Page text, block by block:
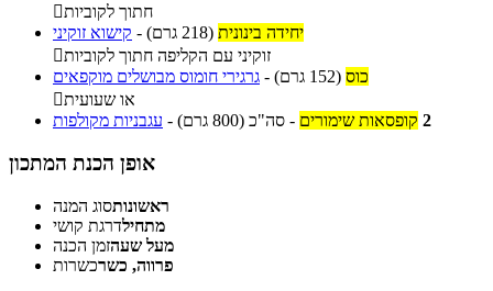
חתוך לקוביות
קישוא זוקיני - יחידה בינונית (218 גרם)
זוקיני עם הקליפה חתוך לקוביות
גרגירי חומוס מבושלים מוקפאים - כוס (152 גרם)
או שעועית
עגבניות מקולפות - 2 קופסאות שימורים - סה"כ (800 גרם)
אופן הכנת המתכון
ראשונותסוג המנה
מתחילדרגת קושי
מעל שעהזמן הכנה
פרווה, כשרכשרות